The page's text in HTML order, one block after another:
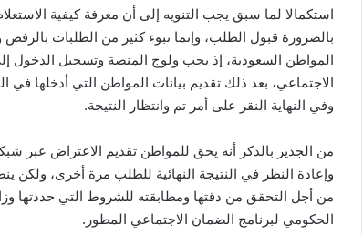
استكمالا لما سبق يجب التنويه إلى أن معرفة كيفية
بالضرورة قبول الطلب، وإنما تبوء كثير من الطلبات
المواطن السعودية، إذ يجب ولوج المنصة وتسجيل الدخول
الاجتماعي، بعد ذلك تقديم بيانات المواطن التي أدخلها
وفي النهاية النقر على أمر تم وانتظار النتيجة.
وإعادة النظر في النتيجة النهائية للطلب مرة أخرى، ولكن
من أجل التحقق من دقتها ومطابقته للشروط التي حددتها
الحكومي لبرنامج الضمان الاجتماعي المطور.